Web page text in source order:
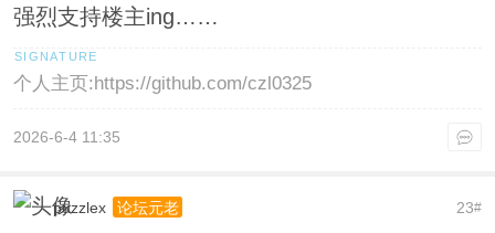
强烈支持楼主ing……
个人主页:https://github.com/czl0325
2026-6-4 11:35
23#
puzzlex 论坛元老